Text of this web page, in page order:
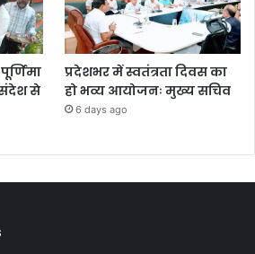
से
प्रदेशभर में स्वतंत्रता दिवस का
हो भव्य आयोजनः मुख्य सचिव
6 days ago